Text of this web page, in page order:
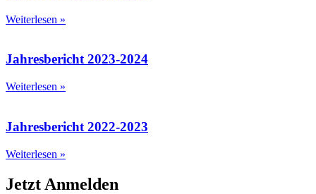
Weiterlesen »
Jahresbericht 2023-2024
Weiterlesen »
Jahresbericht 2022-2023
Weiterlesen »
Jetzt Anmelden